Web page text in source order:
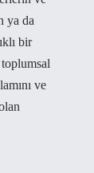
ya da
bir
ve